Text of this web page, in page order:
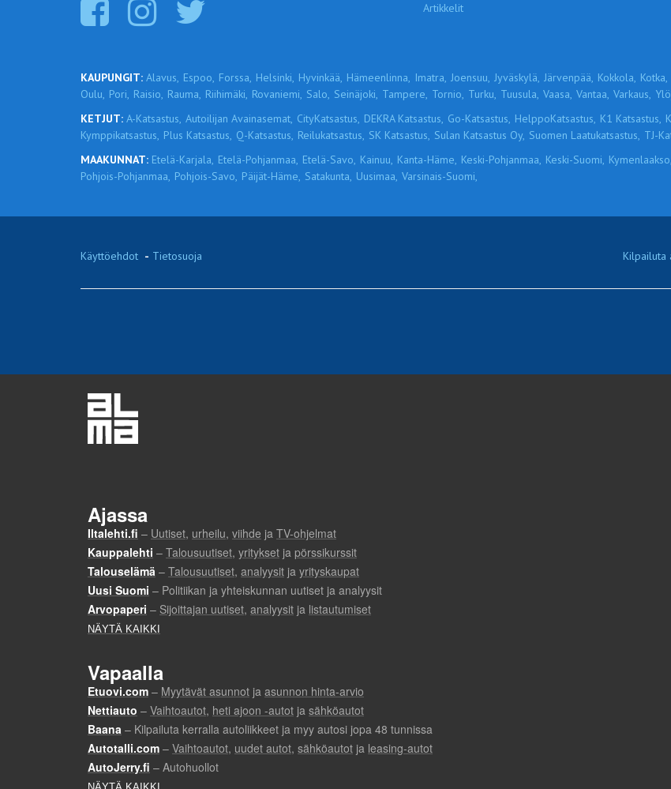
Artikkelit
KAUPUNGIT: Alavus, Espoo, Forssa, Helsinki, Hyvinkää, Hämeenlinna, Imatra, Joensuu, Jyväskylä, Järvenpää, Kokkola, Kotka,
Oulu, Pori, Raisio, Rauma, Riihimäki, Rovaniemi, Salo, Seinäjoki, Tampere, Tornio, Turku, Tuusula, Vaasa, Vantaa, Varkaus,
KETJUT: A-Katsastus, Autoilijan Avainasemat, CityKatsastus, DEKRA Katsastus, Go-Katsastus, HelppoKatsastus, K1 Katsastus,
Kymppikatsastus, Plus Katsastus, Q-Katsastus, Reilukatsastus, SK Katsastus, Sulan Katsastus Oy, Suomen Laatukatsastus, TJ-
MAAKUNNAT: Etelä-Karjala, Etelä-Pohjanmaa, Etelä-Savo, Kainuu, Kanta-Häme, Keski-Pohjanmaa, Keski-Suomi, Kymenlaakso,
Pohjois-Pohjanmaa, Pohjois-Savo, Päijät-Häme, Satakunta, Uusimaa, Varsinais-Suomi,
Käyttöehdot - Tietosuoja Kilpailuta